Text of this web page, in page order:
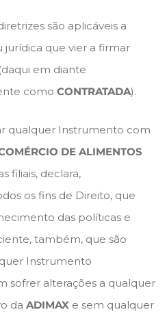
são aplicáveis a
jurídica que vier a firmar
(daqui em diante
comoCONTRATADA).
qualquer Instrumento com
DE ALIMENTOS
filiais, declara,
os fins de Direito, que
das políticas e
também, que são
Instrumento
sofrer alterações a qualquer
daADIMAX e sem qualquer